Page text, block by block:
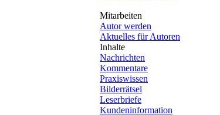
Mitarbeiten
Autor werden
Aktuelles für Autoren
Inhalte
Nachrichten
Kommentare
Praxiswissen
Bilderrätsel
Leserbriefe
Kundeninformation